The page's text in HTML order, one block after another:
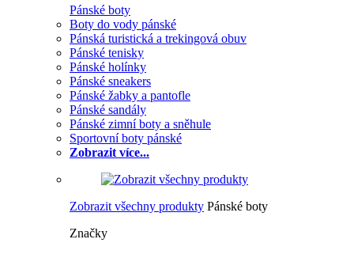
Pánské boty
Boty do vody pánské
Pánská turistická a trekingová obuv
Pánské tenisky
Pánské holínky
Pánské sneakers
Pánské žabky a pantofle
Pánské sandály
Pánské zimní boty a sněhule
Sportovní boty pánské
Zobrazit více...
Zobrazit všechny produkty Pánské boty
Značky